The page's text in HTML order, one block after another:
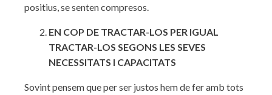
positius, se senten compresos.
EN COP DE TRACTAR-LOS PER IGUAL
TRACTAR-LOS SEGONS LES SEVES
NECESSITATS I CAPACITATS
Sovint pensem que per ser justos hem de fer amb tots